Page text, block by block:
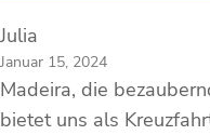
Julia
Januar 15, 2024
Madeira, die
bietet uns als